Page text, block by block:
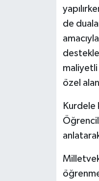
de
maliyetli
özel